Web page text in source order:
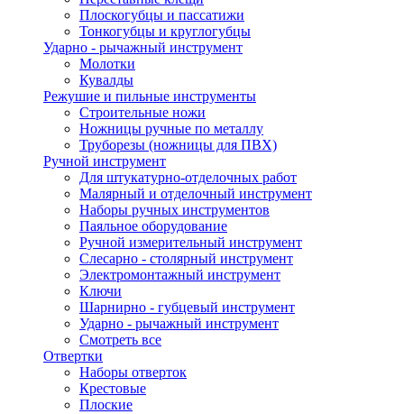
Плоскогубцы и пассатижи
Тонкогубцы и круглогубцы
Ударно - рычажный инструмент
Молотки
Кувалды
Режушие и пильные инструменты
Строительные ножи
Ножницы ручные по металлу
Труборезы (ножницы для ПВХ)
Ручной инструмент
Для штукатурно-отделочных работ
Малярный и отделочный инструмент
Наборы ручных инструментов
Паяльное оборудование
Ручной измерительный инструмент
Слесарно - столярный инструмент
Электромонтажный инструмент
Ключи
Шарнирно - губцевый инструмент
Ударно - рычажный инструмент
Смотреть все
Отвертки
Наборы отверток
Крестовые
Плоские